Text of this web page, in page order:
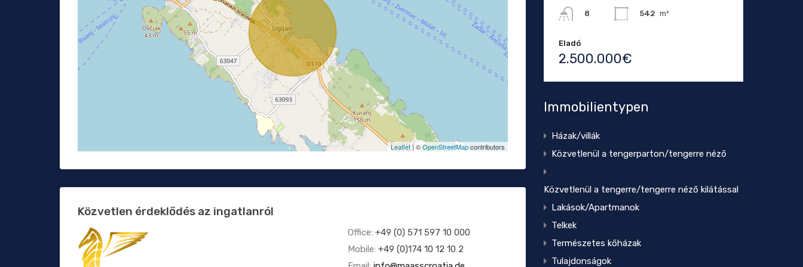
Leaflet| ©OpenStreetMapcontributors
Közvetlen érdeklődés az ingatlanról
Office: +49 (0) 571 597 10 000
Mobile: +49 (0)174 10 12 10 2
8
542 m²
Eladó
2.500.000€
Immobilientypen
Házak/villák
Közvetlenül a tengerparton/tengerre néző
Közvetlenül a tengerre/tengerre néző kilátással
Lakások/Apartmanok
Telkek
Természetes kőházak
Tulajdonságok